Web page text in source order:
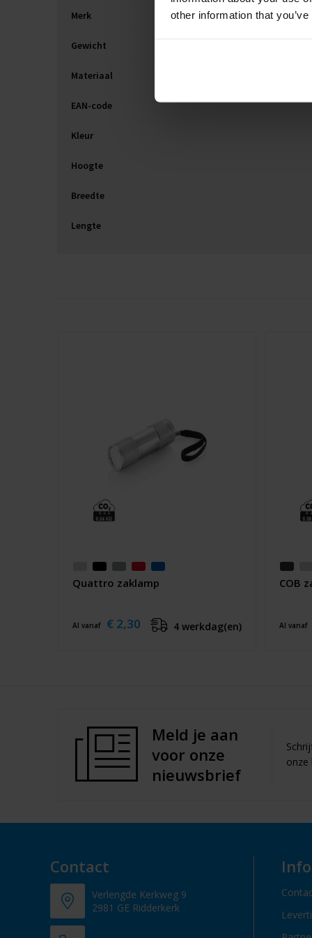
other information that
Merk
Gewicht
Materiaal
EAN-code
Kleur
Hoogte
Breedte
Lengte
Quattro zaklamp
Al vanaf € 2,30 4 werkdag(en)
COB
Al vanaf
Meld je aan
voor onze
nieuwsbrief
onze
Contact
Verlengde Kerkweg 9
2981 GE Ridderkerk